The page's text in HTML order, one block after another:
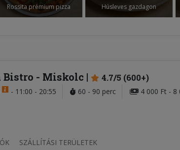
Rossita prémium pizza Húsleves gazdagon
Bistro - Miskolc 4.7/5 (600+)
- 11:00 - 20:55 60 - 90 perc 4 000 Ft - 8
SZÁLLÍTÁSI TERÜLETEK